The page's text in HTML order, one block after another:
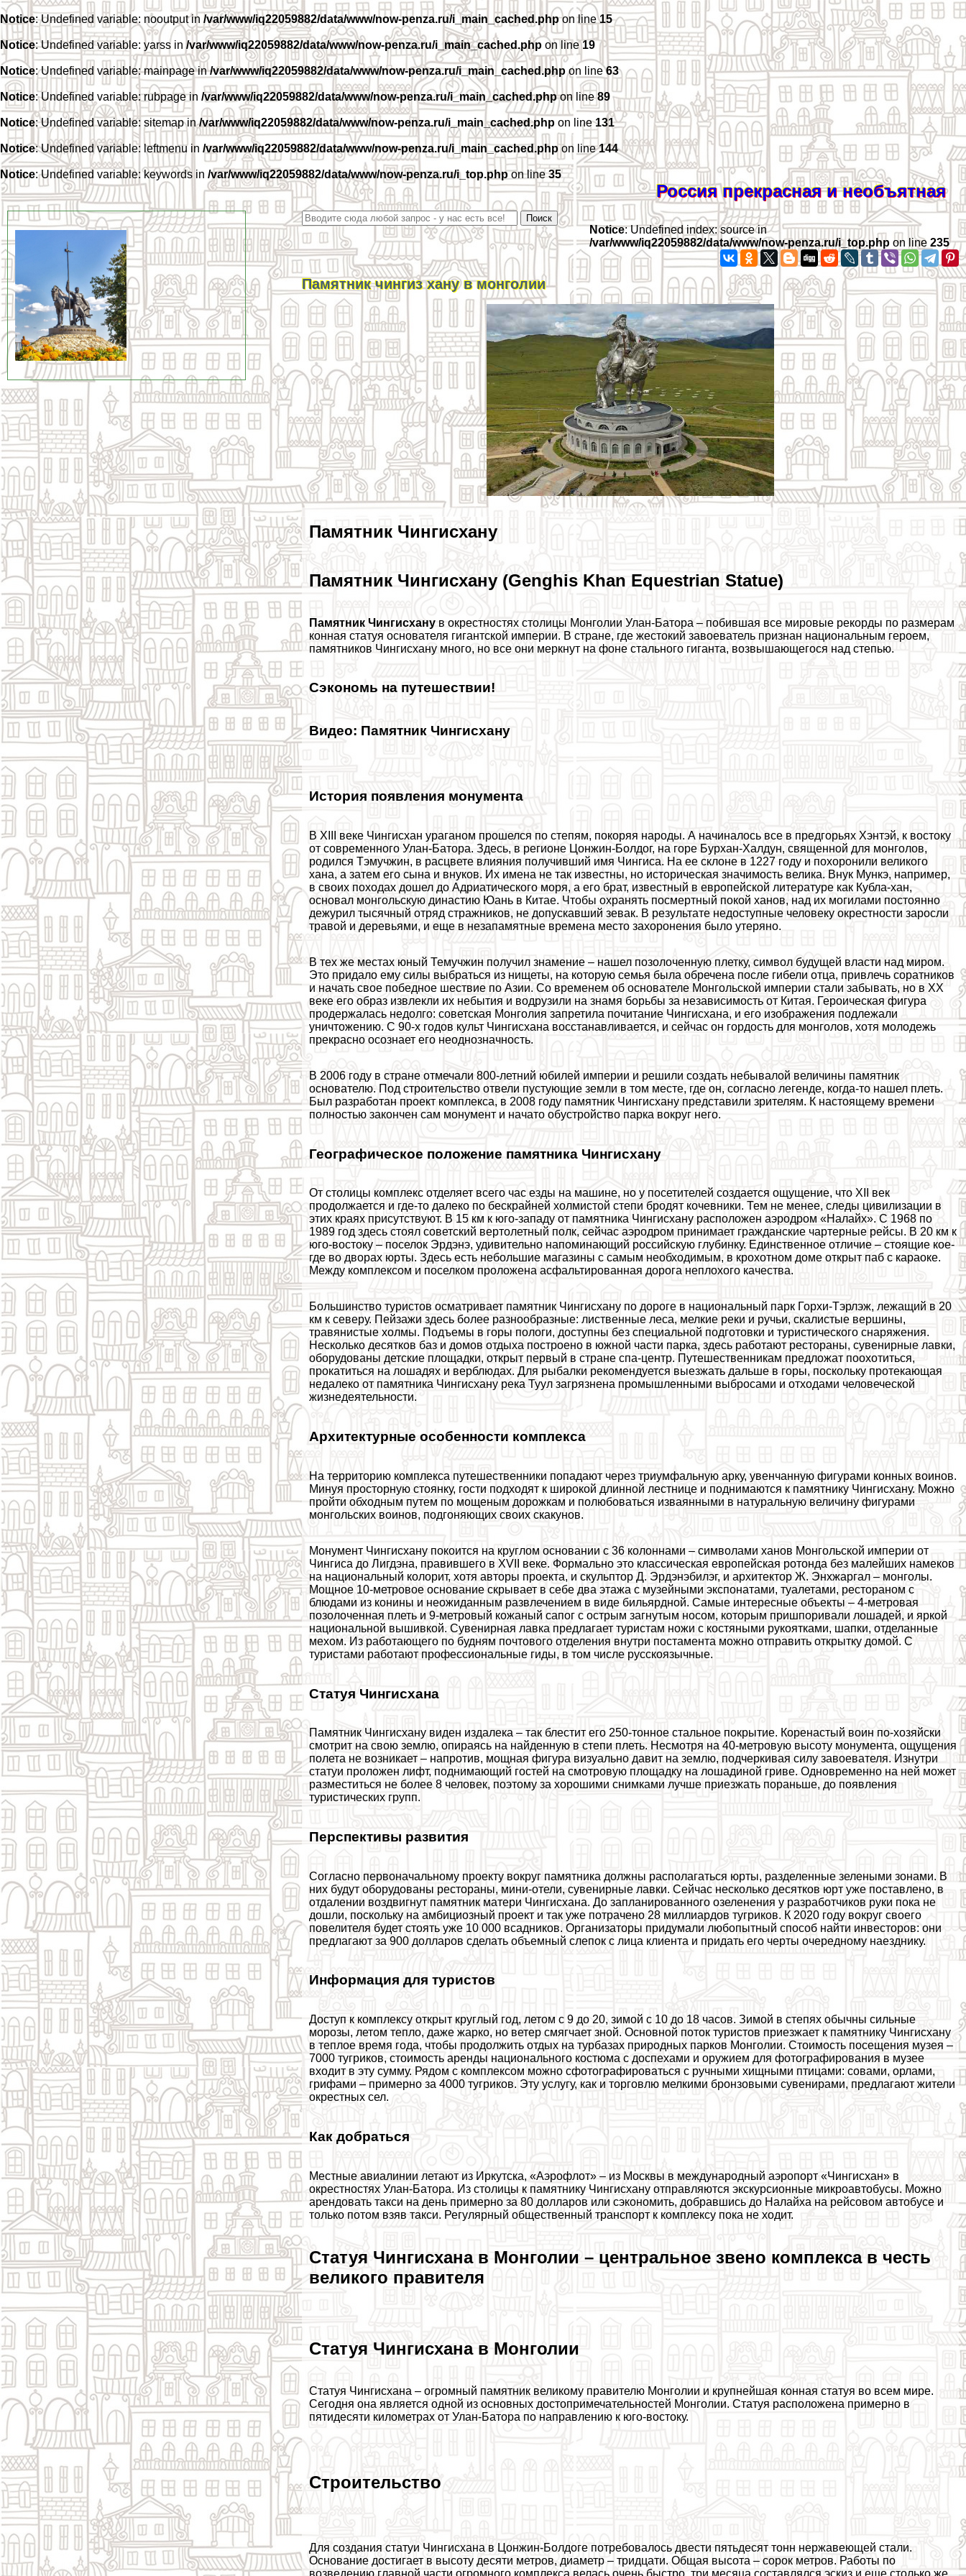
Notice: Undefined variable: nooutput in /var/www/iq22059882/data/www/now-penza.ru/i_main_cached.phpon line15
Notice: Undefined variable: yarss in /var/www/iq22059882/data/www/now-penza.ru/i_main_cached.php on line19
Notice: Undefined variable: mainpage in/var/www/iq22059882/data/www/now-penza.ru/i_main_cached.phpon line63
Notice: Undefined variable: rubpage in /var/www/iq22059882/data/www/now-penza.ru/i_main_cached.phpon line89
Notice: Undefined variable: sitemap in/var/www/iq22059882/data/www/now-penza.ru/i_main_cached.php on line131
Notice: Undefined variable: leftmenu in /var/www/iq22059882/data/www/now-penza.ru/i_main_cached.phpon line144
Notice: Undefined variable: keywords in /var/www/iq22059882/data/www/now-penza.ru/i_top.phpon line35
Россия прекрасная и необъятная
Notice: Undefined index: source in
/var/www/iq22059882/data/www/now-penza.ru/i_top.php on line235
Памятник чингиз хану в монголии
Памятник Чингисхану
Памятник Чингисхану (Genghis Khan Equestrian Statue)
Памятник Чингисхану в окрестностях столицы Монголии Улан-Батора – побившая все мировые рекорды по размерам
конная статуя основателя гигантской империи. В стране, где жестокий завоеватель признан национальным героем,
памятников Чингисхану много, но все они меркнут на фоне стального гиганта, возвышающегося над степью.
Сэкономь на путешествии!
Видео: Памятник Чингисхану
История появления монумента
В XIII веке Чингисхан ураганом прошелся по степям, покоряя народы. А начиналось все в предгорьях Хэнтэй, к востоку
от современного Улан-Батора. Здесь, в регионе Цонжин-Болдог, на горе Бурхан-Халдун, священной для монголов,
родился Тэмучжин, в расцвете влияния получивший имя Чингиса. На ее склоне в 1227 году и похоронили великого
хана, а затем его сына и внуков. Их имена не так известны, но историческая значимость велика. Внук Мункэ, например,
в своих походах дошел до Адриатического моря, а его брат, известный в европейской литературе как Кубла-хан,
основал монгольскую династию Юань в Китае. Чтобы охранять поcмepтный покой ханов, над их могилами постоянно
дежурил тысячный отряд стражников, не допускавший зевак. В результате недоступные человеку окрестности заросли
травой и деревьями, и еще в незапамятные времена место захоронения было утеряно.
В тех же местах юный Темучжин получил знамение – нашел позолоченную плетку, символ будущей власти над миром.
Это придало ему силы выбраться из нищеты, на которую семья была обречена после гибели отца, привлечь соратников
и начать свое победное шествие по Азии. Со временем об основателе Монгольской империи стали забывать, но в ХХ
веке его образ извлекли их небытия и водрузили на знамя борьбы за независимость от Китая. Героическая фигура
продержалась недолго: советская Монголия запретила почитание Чингисхана, и его изображения подлежали
уничтожению. С 90-х годов культ Чингисхана восстанавливается, и сейчас он гордость для монголов, хотя молодежь
прекрасно осознает его неоднозначность.
В 2006 году в стране отмечали 800-летний юбилей империи и решили создать небывалой величины памятник
основателю. Под строительство отвели пустующие земли в том месте, где он, согласно легенде, когда-то нашел плеть.
Был разработан проект комплекса, в 2008 году памятник Чингисхану представили зрителям. К настоящему времени
полностью закончен сам монумент и начато обустройство парка вокруг него.
Географическое положение памятника Чингисхану
От столицы комплекс отделяет всего час езды на машине, но у посетителей создается ощущение, что XII век
продолжается и где-то далеко по бескрайней холмистой степи бродят кочевники. Тем не менее, следы цивилизации в
этих краях присутствуют. В 15 км к юго-западу от памятника Чингисхану расположен аэродром «Налайх». С 1968 по
1989 год здесь стоял советский вертолетный полк, сейчас аэродром принимает гражданские чартерные рейсы. В 20 км к
юго-востоку – поселок Эрдэнэ, удивительно напоминающий российскую глубинку. Единственное отличие – стоящие кое-
где во дворах юрты. Здесь есть небольшие магазины с самым необходимым, в крохотном доме открыт паб с караоке.
Между комплексом и поселком проложена асфальтированная дорога неплохого качества.
Большинство туристов осматривает памятник Чингисхану по дороге в национальный парк Горхи-Тэрлэж, лежащий в 20
км к северу. Пейзажи здесь более разнообразные: лиственные леса, мелкие реки и ручьи, скалистые вершины,
травянистые холмы. Подъемы в горы пологи, доступны без специальной подготовки и туристического снаряжения.
Несколько десятков баз и домов отдыха построено в южной части парка, здесь работают рестораны, сувенирные лавки,
оборудованы детские площадки, открыт первый в стране спа-центр. Путешественникам предложат поохотиться,
прокатиться на лошадях и верблюдах. Для рыбалки рекомендуется выезжать дальше в горы, поскольку протекающая
недалеко от памятника Чингисхану река Туул загрязнена промышленными выбросами и отходами человеческой
жизнедеятельности.
Архитектурные особенности комплекса
На территорию комплекса путешественники попадают через триумфальную арку, увенчанную фигурами конных воинов.
Минуя просторную стоянку, гости подходят к широкой длинной лестнице и поднимаются к памятнику Чингисхану. Можно
пройти обходным путем по мощеным дорожкам и полюбоваться изваянными в натуральную величину фигурами
монгольских воинов, подгоняющих своих скакунов.
Монумент Чингисхану покоится на круглом основании с 36 колоннами – символами ханов Монгольской империи от
Чингиса до Лигдэна, правившего в XVII веке. Формально это классическая европейская ротонда без малейших намеков
на национальный колорит, хотя авторы проекта, и скульптор Д. Эрдэнэбилэг, и архитектор Ж. Энхжаргал – монголы.
Мощное 10-метровое основание скрывает в себе два этажа с музейными экспонатами, туалетами, рестораном с
блюдами из конины и неожиданным развлечением в виде бильярдной. Самые интересные объекты – 4-метровая
позолоченная плеть и 9-метровый кожаный сапог с острым загнутым носом, которым пришпоривали лошадей, и яркой
национальной вышивкой. Сувенирная лавка предлагает туристам ножи с костяными рукоятками, шапки, отделанные
мехом. Из работающего по будням почтового отделения внутри постамента можно отправить открытку домой. С
туристами работают профессиональные гиды, в том числе русскоязычные.
Статуя Чингисхана
Памятник Чингисхану виден издалека – так блестит его 250-тонное стальное покрытие. Коренастый воин по-хозяйски
смотрит на свою землю, опираясь на найденную в степи плеть. Несмотря на 40-метровую высоту монумента, ощущения
полета не возникает – напротив, мощная фигура визуально давит на землю, подчеркивая силу завоевателя. Изнутри
статуи проложен лифт, поднимающий гостей на смотровую площадку на лошадиной гриве. Одновременно на ней может
разместиться не более 8 человек, поэтому за хорошими снимками лучше приезжать пораньше, до появления
туристических групп.
Перспективы развития
Согласно первоначальному проекту вокруг памятника должны располагаться юрты, разделенные зелеными зонами. В
них будут оборудованы рестораны, мини-отели, сувенирные лавки. Сейчас несколько десятков юрт уже поставлено, в
отдалении воздвигнут памятник матери Чингисхана. До запланированного озеленения у разработчиков руки пока не
дошли, поскольку на амбициозный проект и так уже потрачено 28 миллиардов тугриков. К 2020 году вокруг своего
повелителя будет стоять уже 10 000 всадников. Организаторы придумали любопытный способ найти инвесторов: они
предлагают за 900 долларов сделать объемный слепок с лица клиента и придать его черты очередному наезднику.
Информация для туристов
Доступ к комплексу открыт круглый год, летом с 9 до 20, зимой с 10 до 18 часов. Зимой в степях обычны сильные
морозы, летом тепло, даже жарко, но ветер смягчает зной. Основной поток туристов приезжает к памятнику Чингисхану
в теплое время года, чтобы продолжить отдых на турбазах природных парков Монголии. Стоимость посещения музея –
7000 тугриков, стоимость аренды национального костюма с доспехами и оружием для фотографирования в музее
входит в эту сумму. Рядом с комплексом можно сфотографироваться с ручными хищными птицами: совами, орлами,
грифами – примерно за 4000 тугриков. Эту услугу, как и торговлю мелкими бронзовыми сувенирами, предлагают жители
окрестных сел.
Как добраться
Местные авиалинии летают из Иркутска, «Аэрофлот» – из Москвы в международный аэропорт «Чингисхан» в
окрестностях Улан-Батора. Из столицы к памятнику Чингисхану отправляются экскурсионные микроавтобусы. Можно
арендовать такси на день примерно за 80 долларов или сэкономить, добравшись до Налайха на рейсовом автобусе и
только потом взяв такси. Регулярный общественный трaнcпорт к комплексу пока не ходит.
Статуя Чингисхана в Монголии – центральное звено комплекса в честь
великого правителя
Статуя Чингисхана в Монголии
Статуя Чингисхана – огромный памятник великому правителю Монголии и крупнейшая конная статуя во всем мире.
Сегодня она является одной из основных достопримечательностей Монголии. Статуя расположена примерно в
пятидесяти километрах от Улан-Батора по направлению к юго-востоку.
Строительство
Для создания статуи Чингисхана в Цонжин-Болдоге потребовалось двести пятьдесят тонн нержавеющей стали.
Основание достигает в высоту десяти метров, диаметр – тридцати. Общая высота – сорок метров. Работы по
возведению главной части огромного комплекса велась очень быстро, три месяца составлялся эскиз и еще столько же